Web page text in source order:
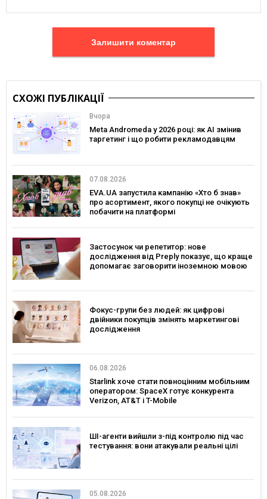
Залишити коментар
СХОЖІ ПУБЛІКАЦІЇ
Вчора
Meta Andromeda у 2026 році: як AI змінив
таргетинг і що робити рекламодавцям
07.08.2026
EVA.UA запустила кампанію «Хто б знав»
про асортимент, якого покупці не очікують
побачити на платформі
Застосунок чи репетитор: нове
дослідження від Preply показує, що краще
допомагає заговорити іноземною мовою
Фокус-групи без людей: як цифрові
двійники покупців змінять маркетингові
дослідження
06.08.2026
Starlink хоче стати повноцінним мобільним
оператором: SpaceX готує конкурента
Verizon, AT&T і T-Mobile
ШІ-агенти вийшли з-під контролю під час
тестування: вони атакували реальні цілі
05.08.2026